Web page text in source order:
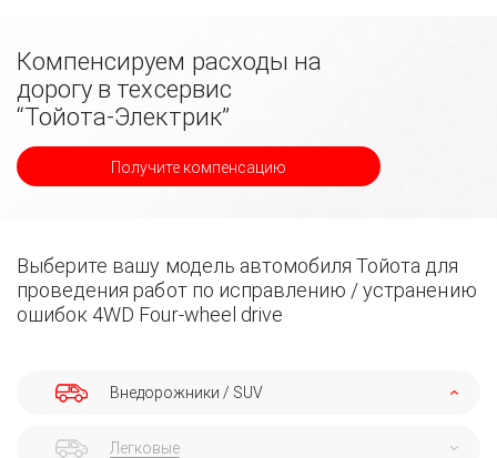
Компенсируем расходы на
дорогу в техсервис
“Тойота-Электрик”
Получите компенсацию
Выберите вашу модель автомобиля Тойота для
проведения работ по исправлению / устранению
ошибок 4WD Four-wheel drive
Внедорожники / SUV
Легковые